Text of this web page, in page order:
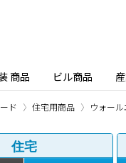
商品 ビル商品
ド 住宅用商品 ウォー
住宅